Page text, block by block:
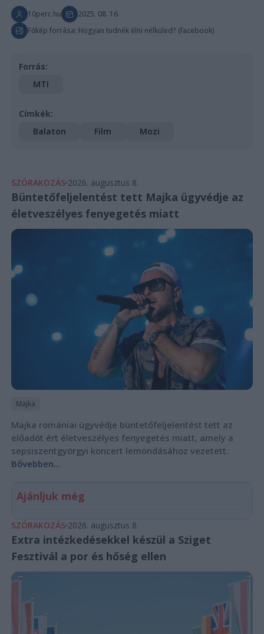
10perc.hu
2025. 08. 16.
Főkép forrása: Hogyan tudnék élni nélküled? (facebook)
Forrás:
MTI
Címkék:
Balaton
Film Mozi
SZÓRAKOZÁS 2026. augusztus 8.
Büntetőfeljelentést tett Majka ügyvédje az
életveszélyes fenyegetés miatt
Majka
Majka romániai ügyvédje büntetőfeljelentést tett az
előadót ért életveszélyes fenyegetés miatt, amely a
sepsiszentgyörgyi koncert lemondásához vezetett.
Bővebben...
Ajánljuk még
SZÓRAKOZÁS 2026. augusztus 8.
Extra intézkedésekkel készül a Sziget
Fesztivál a por és hőség ellen